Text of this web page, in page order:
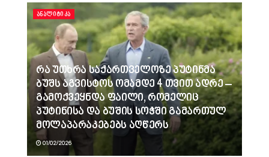
ᲐᲜᲐᲚᲘᲢᲘᲙᲐ
რა უთხრა საქართველოზე პუტინმა
ბუშს აგვისტოს ომამდე 4 თვით ადრე –
გამოქვეყნდა ფაილი, რომელიც
პუტინისა და ბუშის სოჭში გამართულ
მოლაპარაკებებს აღწერს
01/02/2026